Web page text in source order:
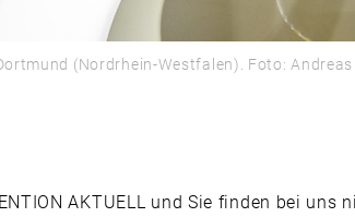
(Nordrhein-Westfalen). Foto:
AKTUELL und Sie finden bei